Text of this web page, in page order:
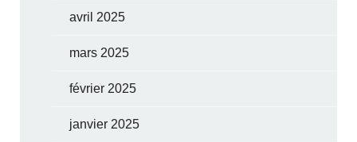
avril 2025
mars 2025
février 2025
janvier 2025